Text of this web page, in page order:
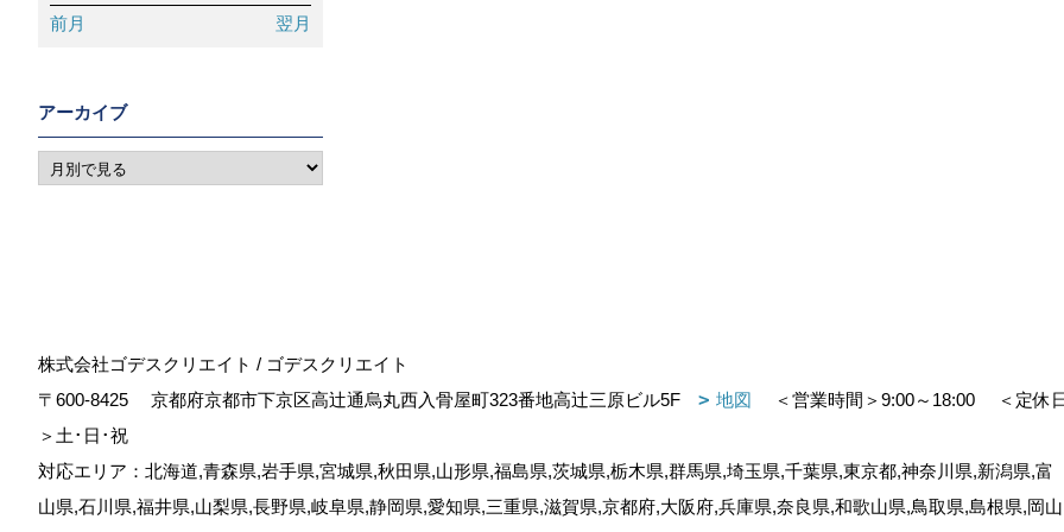
前月 翌月
アーカイブ
株式会社ゴデスクリエイト / ゴデスクリエイト
〒600-8425
京都府京都市下京区高辻通烏丸西入骨屋町323番地高辻三原ビル5F 地図 ＜営業時間＞9:00～18:00
＜定休
＞土･日･祝
対応エリア：北海道,青森県,岩手県,宮城県,秋田県,山形県,福島県,茨城県,栃木県,群馬県,埼玉県,千葉県,東京都,神奈川県,新潟県,富
山県,石川県,福井県,山梨県,長野県,岐阜県,静岡県,愛知県,三重県,滋賀県,京都府,大阪府,兵庫県,奈良県,和歌山県,鳥取県,島根県,岡山